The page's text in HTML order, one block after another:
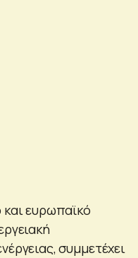
και ευρωπαϊκό
συμμετέχει